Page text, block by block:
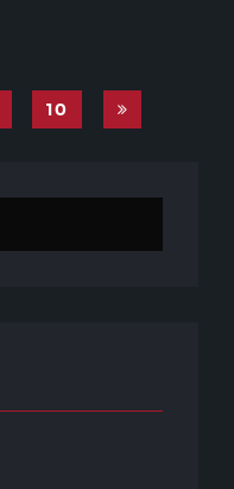
10